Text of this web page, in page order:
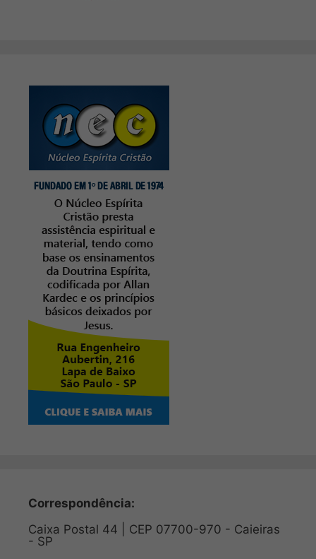
Correspondência:
Caixa Postal 44 | CEP 07700-970 - Caieiras
- SP